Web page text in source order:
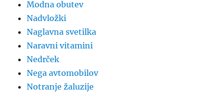
Modna obutev
Nadvložki
Naglavna svetilka
Naravni vitamini
Nedrček
Nega avtomobilov
Notranje žaluzije